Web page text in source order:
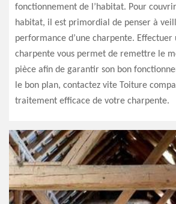
fonctionnement de l’habitat. Pour
habitat, il est primordial de penser à
performance d’une charpente.
charpente vous permet de remettre le
pièce afin de garantir son bon
le bon plan, contactez vite Toiture
traitement efficace de votre charpente.